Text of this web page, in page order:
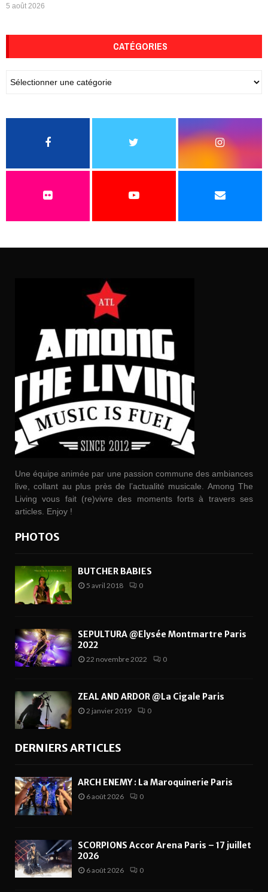
5 août 2026
CATÉGORIES
Une équipe animée par une passion commune des ambiances
live, collant au plus près de l’actualité musicale. Among The
Living vous fait (re)vivre des moments forts à travers ses
articles. Enjoy !
PHOTOS
BUTCHER BABIES
5 avril 2018 0
SEPULTURA @Elysée Montmartre Paris
2022
22 novembre 2022 0
ZEAL AND ARDOR @La Cigale Paris
2 janvier 2019 0
DERNIERS ARTICLES
ARCH ENEMY : La Maroquinerie Paris
6 août 2026 0
SCORPIONS Accor Arena Paris – 17 juillet
2026
6 août 2026 0